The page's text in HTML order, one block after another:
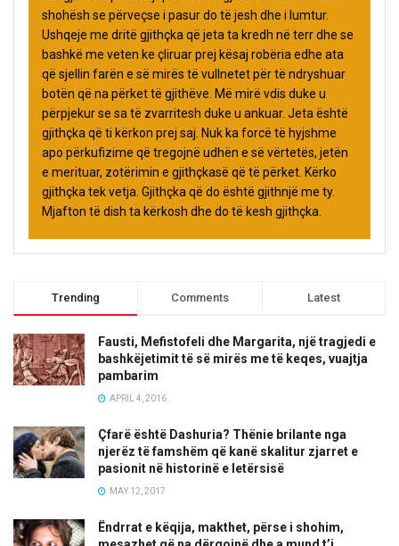
shohësh se përveçse i pasur do të jesh dhe i lumtur.
Ushqeje me dritë gjithçka që jeta ta kredh në terr dhe se
bashkë me veten ke çliruar prej kësaj robëria edhe ata
që sjellin farën e së mirës të vullnetet për të ndryshuar
botën që na përket të gjithëve. Më mirë vdis duke u
përpjekur se sa të zvarritesh duke u ankuar. Jeta është
gjithçka që ti kërkon prej saj. Nuk ka forcë të hyjshme
apo përkufizime që tregojnë udhën e së vërtetës, jetën
e merituar, zotërimin e gjithçkasë që të përket. Kërko
gjithçka tek vetja. Gjithçka që do është gjithnjë me ty.
Mjafton të dish ta kërkosh dhe do të kesh gjithçka.
Trending Comments Latest
Fausti, Mefistofeli dhe Margarita, një tragjedi e
bashkëjetimit të së mirës me të keqes, vuajtja
pambarim
APRIL 4, 2016
Çfarë është Dashuria? Thënie brilante nga
njerëz të famshëm që kanë skalitur zjarret e
pasionit në historinë e letërsisë
MAY 12, 2017
Ëndrrat e këqija, makthet, përse i shohim,